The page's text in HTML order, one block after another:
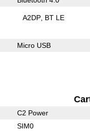
A2DP BT LE
Micro USB
C2 Power
SIM0